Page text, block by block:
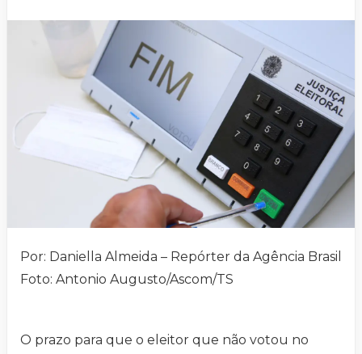
Por: Daniella Almeida – Repórter da Agência Brasil
Foto: Antonio Augusto/Ascom/TS
O prazo para que o eleitor que não votou no